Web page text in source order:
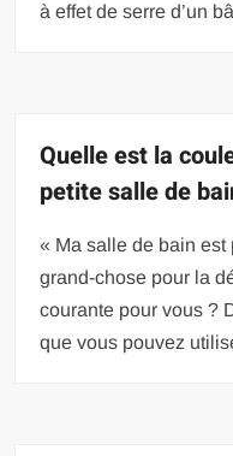
à effet de serre d’un
Quelle est la
petite salle de
« Ma salle de bain est
grand-chose pour la
courante pour vous ?
que vous pouvez